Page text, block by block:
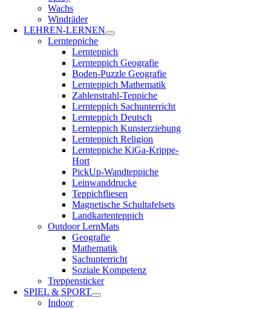
Wachs
Windräder
LEHREN-LERNEN
Lernteppiche
Lernteppich
Lernteppich Geografie
Boden-Puzzle Geografie
Lernteppich Mathematik
Zahlenstrahl-Teppiche
Lernteppich Sachunterricht
Lernteppich Deutsch
Lernteppich Kunsterziehung
Lernteppich Religion
Lernteppiche KiGa-Krippe-
Hort
PickUp-Wandteppiche
Leinwanddrucke
Teppichfliesen
Magnetische Schultafelsets
Landkartenteppich
Outdoor LernMats
Geografie
Mathematik
Sachunterricht
Soziale Kompetenz
Treppensticker
SPIEL & SPORT
Indoor